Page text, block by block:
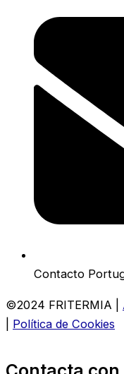
Contacto
©2024 FRITERMIA |
Política de Cookies